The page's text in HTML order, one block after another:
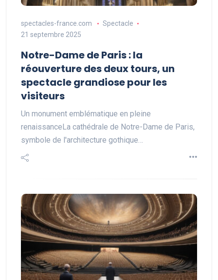
spectacles-france.com
Spectacle
21 septembre 2025
Notre-Dame de Paris : la
réouverture des deux tours, un
spectacle grandiose pour les
visiteurs
Un monument emblématique en pleine
renaissanceLa cathédrale de Notre-Dame de Paris,
symbole de l'architecture gothique…